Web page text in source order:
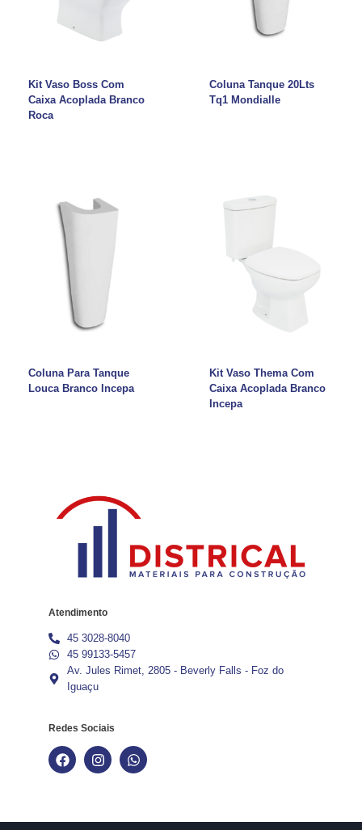
Kit Vaso Boss Com
Caixa Acoplada Branco
Roca
Coluna Tanque 20Lts
Tq1 Mondialle
Coluna Para Tanque
Louca Branco Incepa
Kit Vaso Thema Com
Caixa Acoplada Branco
Incepa
Atendimento
45 3028-8040
45 99133-5457
Av. Jules Rimet, 2805 - Beverly Falls - Foz do
Iguaçu
Redes Sociais